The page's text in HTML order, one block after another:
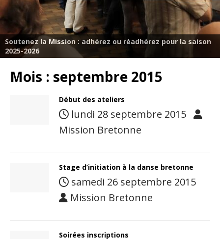
Soutenez la Mission : adhérez ou réadhérez pour la saison
2025-2026
Mois : septembre 2015
Début des ateliers
lundi 28 septembre 2015
Mission Bretonne
Stage d’initiation à la danse bretonne
samedi 26 septembre 2015
Mission Bretonne
Soirées inscriptions